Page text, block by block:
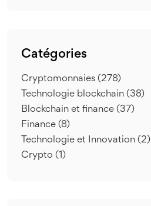
Catégories
Cryptomonnaies (278)
Technologie blockchain (38)
Blockchain et finance (37)
Finance (8)
Technologie et Innovation (2)
Crypto (1)